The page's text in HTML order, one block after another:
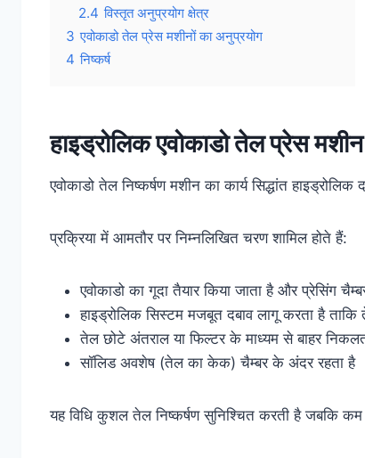
2.4 विस्तृत अनुप्रयोग क्षेत्र
3 एवोकाडो तेल प्रेस मशीनों का अनुप्रयोग
4 निष्कर्ष
हाइड्रोलिक एवोकाडो तेल प्रेस
एवोकाडो तेल निष्कर्षण मशीन का कार्य सिद्धांत हाइड्रोलिक
प्रक्रिया में आमतौर पर निम्नलिखित चरण शामिल होते हैं:
एवोकाडो का गूदा तैयार किया जाता है और प्रेसिंग
हाइड्रोलिक सिस्टम मजबूत दबाव लागू करता है
तेल छोटे अंतराल या फिल्टर के माध्यम से बाहर
सॉलिड अवशेष (तेल का केक) चैम्बर के अंदर रहता है
यह विधि कुशल तेल निष्कर्षण सुनिश्चित करती है जबकि कम